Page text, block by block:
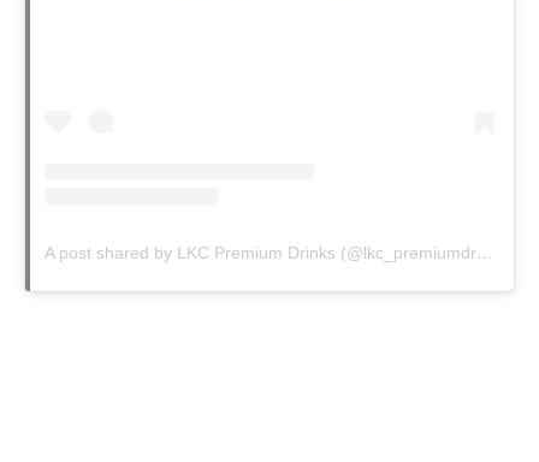
A post shared by LKC Premium Drinks (@lkc_premiumdrinks)